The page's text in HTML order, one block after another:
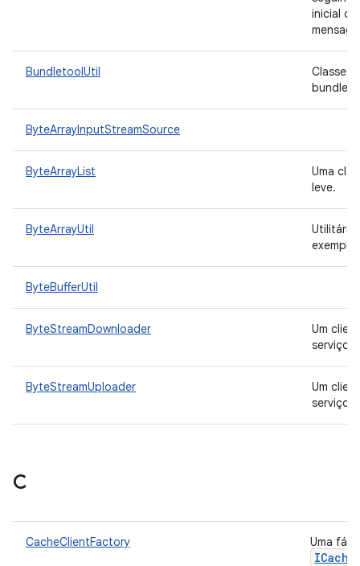
inicial
BundletoolUtil
Classe
ByteArrayInputStreamSource
ByteArrayList
Uma
leve.
ByteArrayUtil
ByteBufferUtil
ByteStreamDownloader
Um
serviço
ByteStreamUploader
Um
serviço
C
CacheClientFactory Uma
ICache